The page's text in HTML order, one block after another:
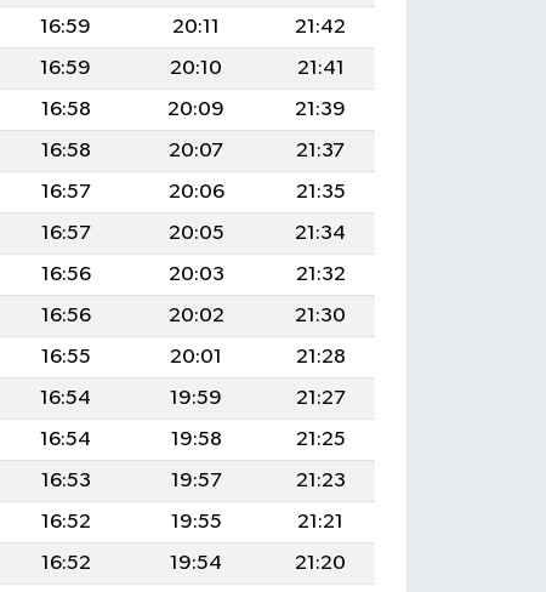
16:59 20:11
21:42
16:59 20:10
21:41
16:58 20:09
21:39
16:58 20:07
21:37
16:57 20:06
21:35
16:57 20:05
21:34
16:56 20:03
21:32
16:56 20:02
21:30
16:55 20:01
21:28
16:54 19:59
21:27
16:54 19:58
21:25
16:53 19:57
21:23
16:52 19:55
21:21
16:52 19:54
21:20